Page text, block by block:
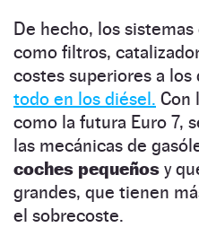
De hecho, los
como filtros,
costes superiores a
todo en los diésel. Con
como la futura Euro 7,
las mecánicas de
coches pequeños y
grandes, que tienen
el sobrecoste.